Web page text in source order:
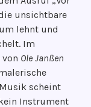
unsichtbare
lehnt und
Im
Ole Janßen
scheint
Instrument